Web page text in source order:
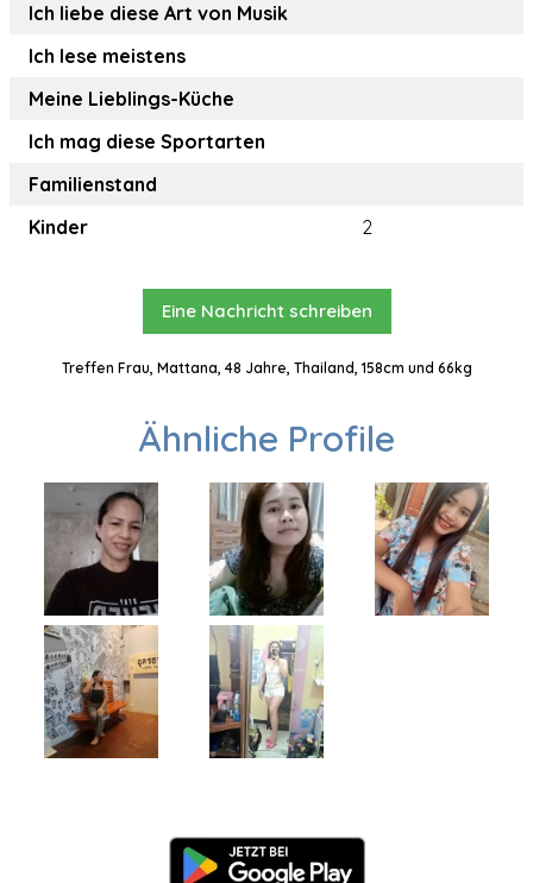
Ich liebe diese Art von Musik
Ich lese meistens
Meine Lieblings-Küche
Ich mag diese Sportarten
Familienstand
Kinder
2
Eine Nachricht schreiben
Treffen Frau, Mattana, 48 Jahre, Thailand, 158cm und 66kg
Ähnliche Profile